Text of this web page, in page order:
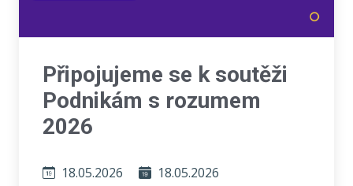
Připojujeme se k soutěži
Podnikám s rozumem
2026
18.05.2026
18.05.2026